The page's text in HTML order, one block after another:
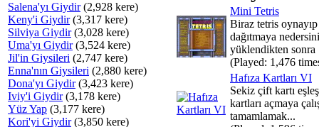
Salena'yı Giydir(2,928 kere)
Keny'i Giydir(3,317 kere)
Silviya Giydir(3,028 kere)
Uma'yı Giydir(3,524 kere)
Jil'in Giysileri (2,747 kere)
Enna'nın Giysileri (2,880 kere)
Dona'yı Giydir(3,423 kere)
Iviy'i Giydir(3,178 kere)
Yüz Yap (3,177 kere)
Kori'yi Giydir(3,850 kere)
Mini Tetris
Biraz tetris
dağıtmaya
yüklendikten
(Played: 1,476
Hafıza Kartları VI
Sekiz çift kartı
kartları açmaya
tamamlamak...